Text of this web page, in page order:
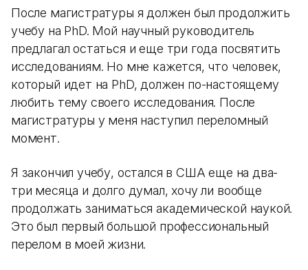
После магистратуры я должен был продолжить
учебу на PhD. Мой научный руководитель
предлагал остаться и еще три года посвятить
исследованиям. Но мне кажется, что человек,
который идет на PhD, должен по-настоящему
любить тему своего исследования. После
магистратуры у меня наступил переломный
момент.
Я закончил учебу, остался в США еще на два-
три месяца и долго думал, хочу ли вообще
продолжать заниматься академической наукой.
Это был первый большой профессиональный
перелом в моей жизни.